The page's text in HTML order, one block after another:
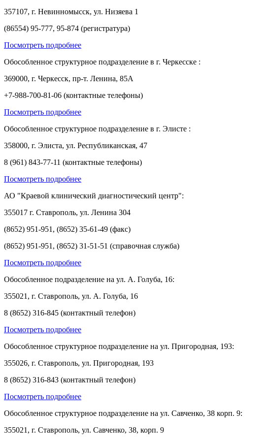
357107, г. Невинномысск, ул. Низяева 1
(86554) 95-777, 95-874 (регистратура)
Посмотреть подробнее
Обособленное структурное подразделение в г. Черкесске :
369000, г. Черкесск, пр-т. Ленина, 85А
+7-988-700-81-06 (контактные телефоны)
Посмотреть подробнее
Обособленное структурное подразделение в г. Элисте :
358000, г. Элиста, ул. Республиканская, 47
8 (961) 843-77-11 (контактные телефоны)
Посмотреть подробнее
АО "Краевой клинический диагностический центр":
355017 г. Ставрополь, ул. Ленина 304
(8652) 951-951, (8652) 35-61-49 (факс)
(8652) 951-951, (8652) 31-51-51 (справочная служба)
Посмотреть подробнее
Обособленное подразделение на ул. А. Голуба, 16:
355021, г. Ставрополь, ул. А. Голуба, 16
8 (8652) 316-845 (контактный телефон)
Посмотреть подробнее
Обособленное структурное подразделение на ул. Пригородная, 193:
355026, г. Ставрополь, ул. Пригородная, 193
8 (8652) 316-843 (контактный телефон)
Посмотреть подробнее
Обособленное структурное подразделение на ул. Савченко, 38 корп. 9:
355021, г. Ставрополь, ул. Савченко, 38, корп. 9